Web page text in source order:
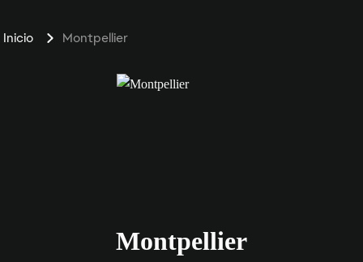
Inicio Montpellier
Montpellier